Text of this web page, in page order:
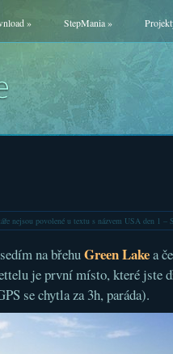
» StepMania»
nejsou povolenéu textu s názvem USA den 1 –
na břehuGreen Lakea
je první místo, které jste
se chytla za 3h, paráda).